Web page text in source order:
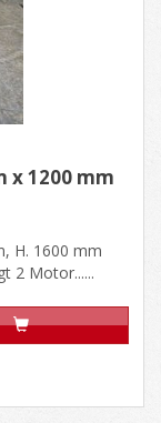
x 1200 mm
H. 1600 mm
2 Motor......